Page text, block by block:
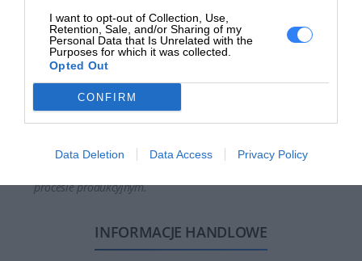
I want to opt-out of Collection, Use,
Retention, Sale, and/or Sharing of my
Personal Data that Is Unrelated with the
Purposes for which it was collected.
Opted Out
CONFIRM
Data Deletion Data Access Privacy Policy
Przedłużenie Gwarancji można nabyć zarówno podczas
transakcji dokonywanych w salonie jak i przy zakupie w
sklepie internetowym. Podczas finalizacji zakupów
wystarczy dodać do produktu wybrany wariant ochrony
EasyProtect lub dodać wybrany wariant bezpośrednio do
koszyka podczas zakupów w sklepie internetowym.
Deklarowana waga jest wagą minimalną i może różnić się w
procesie produkcyjnym.
INFORMACJE HANDLOWE